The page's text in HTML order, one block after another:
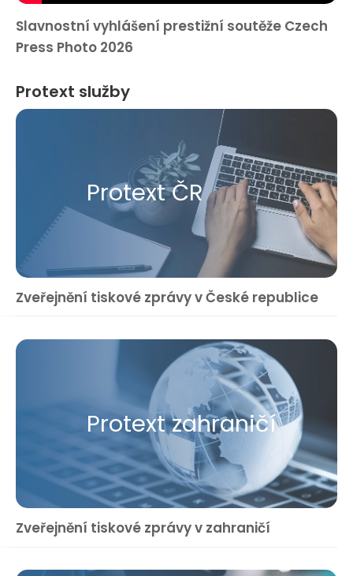
Slavnostní vyhlášení prestižní soutěže Czech
Press Photo 2026
Protext služby
Protext ČR
Zveřejnění tiskové zprávy v České republice
Protext zahraničí
Zveřejnění tiskové zprávy v zahraničí